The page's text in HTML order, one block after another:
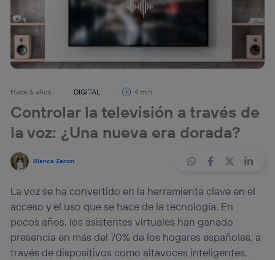
Hace 6 años DIGITAL 4 min
Controlar la televisión a través de
la voz: ¿Una nueva era dorada?
Blanca Zanon
La voz se ha convertido en la herramienta clave en el
acceso y el uso que se hace de la tecnología. En
pocos años, los asistentes virtuales han ganado
presencia en más del 70% de los hogares españoles, a
través de dispositivos como altavoces inteligentes,